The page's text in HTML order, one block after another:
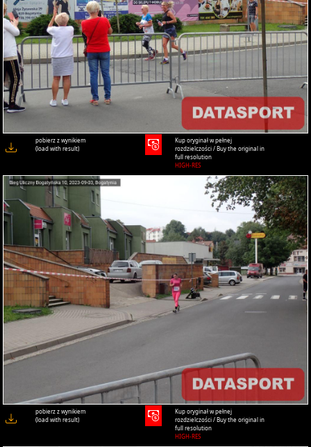
pobierz z wynikiem
(load with result)
Kup oryginał w pełnej
rozdzielczości / Buy the original in
full resolution
HIGH-RES
pobierz z wynikiem
(load with result)
Kup oryginał w pełnej
rozdzielczości / Buy the original in
full resolution
HIGH-RES